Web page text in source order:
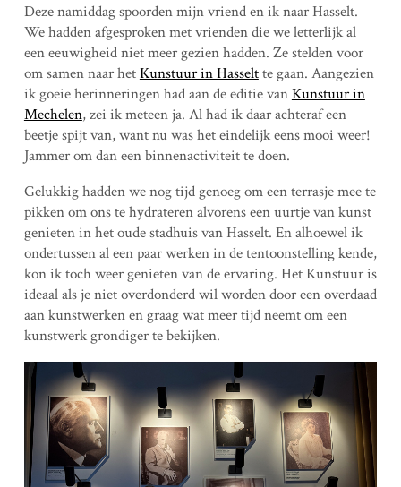
Deze namiddag spoorden mijn vriend en ik naar Hasselt.
We hadden afgesproken met vrienden die we letterlijk al
een eeuwigheid niet meer gezien hadden. Ze stelden voor
om samen naar hetKunstuur in Hasseltte gaan. Aangezien
ik goeie herinneringen had aan de editie vanKunstuur in
Mechelen, zei ik meteen ja. Al had ik daar achteraf een
beetje spijt van, want nu was het eindelijk eens mooi weer!
Jammer om dan een binnenactiviteit te doen.
Gelukkig hadden we nog tijd genoeg om een terrasje mee te
pikken om ons te hydrateren alvorens een uurtje van kunst
genieten in het oude stadhuis van Hasselt. En alhoewel ik
ondertussen al een paar werken in de tentoonstelling kende,
kon ik toch weer genieten van de ervaring. Het Kunstuur is
ideaal als je niet overdonderd wil worden door een overdaad
aan kunstwerken en graag wat meer tijd neemt om een
kunstwerk grondiger te bekijken.